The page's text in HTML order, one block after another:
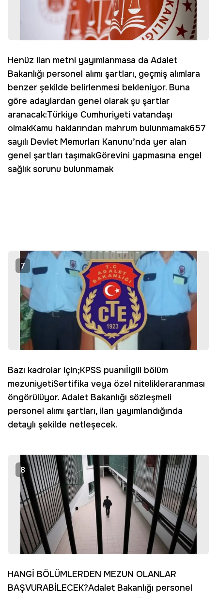
Henüz ilan metni yayımlanmasa da Adalet
Bakanlığı personel alımı şartları, geçmiş alımlara
benzer şekilde belirlenmesi bekleniyor. Buna
göre adaylardan genel olarak şu şartlar
aranacak:Türkiye Cumhuriyeti vatandaşı
olmakKamu haklarından mahrum bulunmamak657
sayılı Devlet Memurları Kanunu’nda yer alan
genel şartları taşımakGörevini yapmasına engel
sağlık sorunu bulunmamak
7
Bazı kadrolar için;KPSS puanıİlgili bölüm
mezuniyetiSertifika veya özel nitelikleraranması
öngörülüyor. Adalet Bakanlığı sözleşmeli
personel alımı şartları, ilan yayımlandığında
detaylı şekilde netleşecek.
8
HANGİ BÖLÜMLERDEN MEZUN OLANLAR
BAŞVURABİLECEK?Adalet Bakanlığı personel